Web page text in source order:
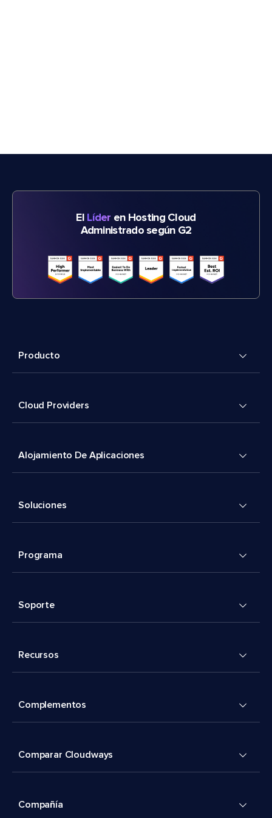
El Líder en Hosting Cloud
Administrado según G2
Producto
Cloud Providers
Alojamiento De Aplicaciones
Soluciones
Programa
Soporte
Recursos
Complementos
Comparar Cloudways
Compañía